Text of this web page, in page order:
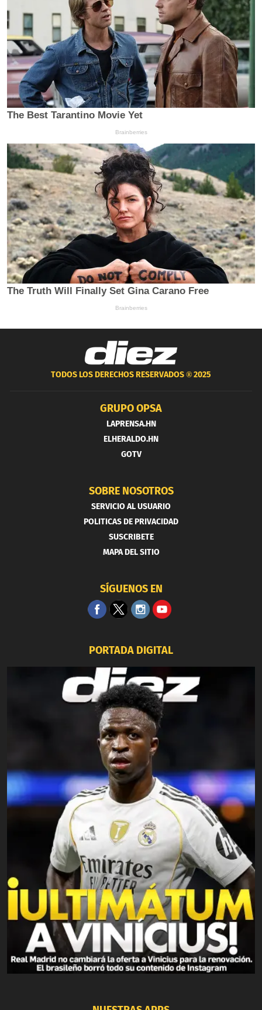
TODOS LOS DERECHOS RESERVADOS ®2025
GRUPO OPSA
LAPRENSA.HN
ELHERALDO.HN
GOTV
SOBRE NOSOTROS
SERVICIO AL USUARIO
POLITICAS DE PRIVACIDAD
SUSCRIBETE
MAPA DEL SITIO
SÍGUENOS EN
PORTADA DIGITAL